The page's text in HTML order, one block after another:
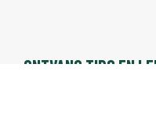
ONTVANG TIPS EN